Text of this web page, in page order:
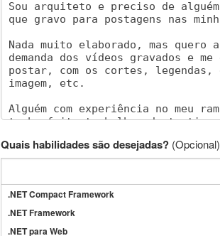
Quais habilidades são desejadas? (Opcional)
.NET Compact Framework
.NET Framework
.NET para Web